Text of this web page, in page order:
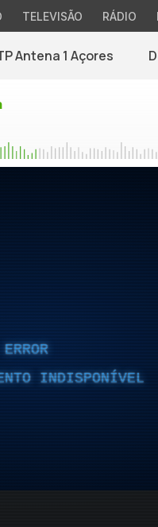
TELEVISÃO RÁDIO
Antena 1 Açores
INDISPONÍVEL